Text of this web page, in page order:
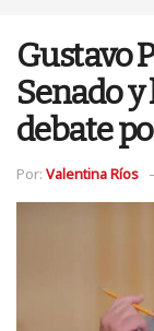
Gustavo
Senado y
debate
Por: Valentina Ríos